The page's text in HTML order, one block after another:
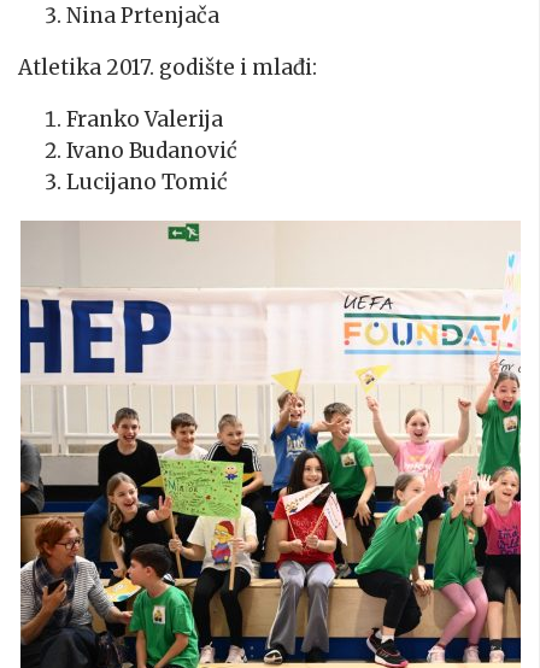
Nina Prtenjača
Atletika 2017. godište i mlađi:
Franko Valerija
Ivano Budanović
Lucijano Tomić